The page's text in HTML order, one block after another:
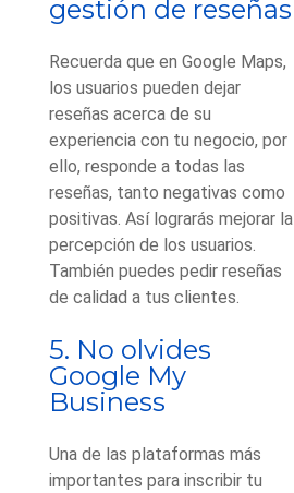
gestión de reseñas
Recuerda que en Google Maps,
los usuarios pueden dejar
reseñas acerca de su
experiencia con tu negocio, por
ello, responde a todas las
reseñas, tanto negativas como
positivas. Así lograrás mejorar la
percepción de los usuarios.
También puedes pedir reseñas
de calidad a tus clientes.
5. No olvides
Google My
Business
Una de las plataformas más
importantes para inscribir tu